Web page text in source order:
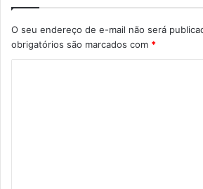
O seu endereço de e-mail não será
obrigatórios são marcados com *